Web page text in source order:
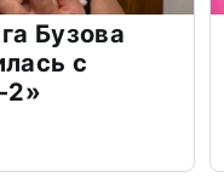
Бузова
с
2»